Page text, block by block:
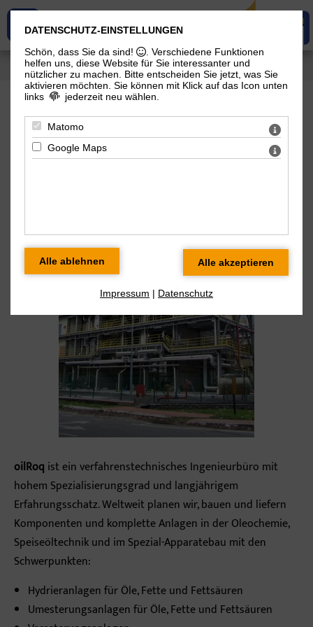
Sie sind hier: Startseite
oilRoq GmbH – Verfahrenstechnisches
Ingenieurbüro
oilRoq ist ein verfahrenstechnisches Ingenieurbüro mit
hohem Spezialisierungsgrad und langjährigem
Erfahrungsschatz. Weltweit planen wir, bauen und liefern
Komponenten und komplette Anlagen in der Oleochemie,
Speiseöltechnik und im Spezial-Apparatebau mit den
Schwerpunkten:
Hydrieranlagen für Öle, Fette und Fettsäuren
Umesterungsanlagen für Öle, Fette und Fettsäuren
DATENSCHUTZ-EINSTELLUNGEN
Schön, dass Sie da sind!
. Verschiedene Funktionen
helfen uns, diese Website für Sie interessanter und
nützlicher zu machen.
Bitte entscheiden Sie jetzt, was Sie
aktivieren möchten. Sie können mit Klick auf das Icon unten
links
jederzeit neu wählen.
Matomo
Google Maps
Impressum | Datenschutz